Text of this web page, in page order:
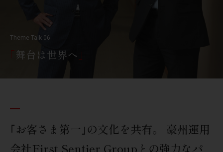
Theme Talk 06
舞台は世界へ 」
｢お客さま第一｣の文化を共有。
豪州運用
会社First Sentier Groupとの強力なパ